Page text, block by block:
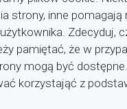
strony, inne pomagają
Zdecyduj,
pamiętać, że w
mogą być
korzystająć z